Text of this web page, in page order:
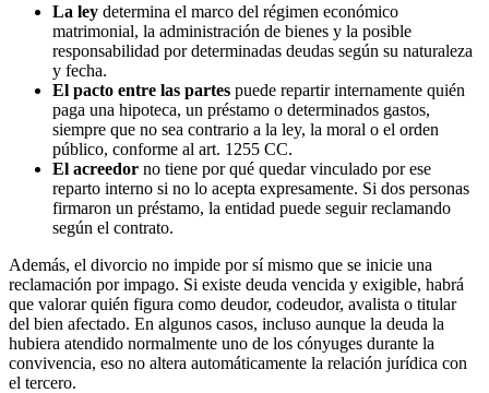
La ley determina el marco del régimen económico
matrimonial, la administración de bienes y la posible
responsabilidad por determinadas deudas según su naturaleza
y fecha.
El pacto entre las partes puede repartir internamente quién
paga una hipoteca, un préstamo o determinados gastos,
siempre que no sea contrario a la ley, la moral o el orden
público, conforme al art. 1255 CC.
El acreedor no tiene por qué quedar vinculado por ese
reparto interno si no lo acepta expresamente. Si dos personas
firmaron un préstamo, la entidad puede seguir reclamando
según el contrato.
Además, el divorcio no impide por sí mismo que se inicie una
reclamación por impago. Si existe deuda vencida y exigible, habrá
que valorar quién figura como deudor, codeudor, avalista o titular
del bien afectado. En algunos casos, incluso aunque la deuda la
hubiera atendido normalmente uno de los cónyuges durante la
convivencia, eso no altera automáticamente la relación jurídica con
el tercero.